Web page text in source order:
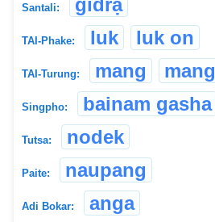
Santali: gidrạ
TAI-Phake: luk luk on
TAI-Turung: mang
Singpho: bainam gasha
Tutsa: nodek
Paite: naupang
Adi Bokar: anga